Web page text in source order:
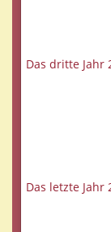
Das dritte Jahr
Das letzte Jahr